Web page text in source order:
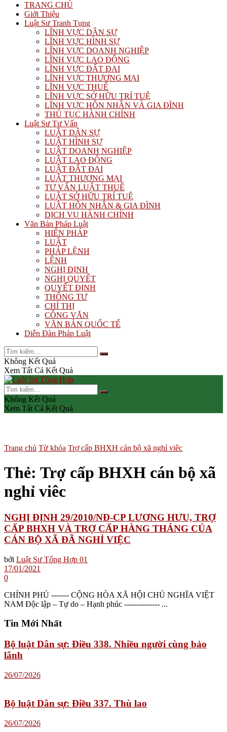
TRANG CHỦ
Giới Thiệu
Luật Sư Tranh Tụng
LĨNH VỰC DÂN SỰ
LĨNH VỰC HÌNH SỰ
LĨNH VỰC DOANH NGHIỆP
LĨNH VỰC LAO ĐỘNG
LĨNH VỰC ĐẤT ĐAI
LĨNH VỰC THƯƠNG MẠI
LĨNH VỰC THUẾ
LĨNH VỰC SỞ HỮU TRÍ TUỆ
LĨNH VỰC HÔN NHÂN VÀ GIA ĐÌNH
THỦ TỤC HÀNH CHÍNH
Luật Sư Tư Vấn
LUẬT DÂN SỰ
LUẬT HÌNH SỰ
LUẬT DOANH NGHIỆP
LUẬT LAO ĐỘNG
LUẬT ĐẤT ĐAI
LUẬT THƯƠNG MẠI
TƯ VẤN LUẬT THUẾ
LUẬT SỞ HỮU TRÍ TUỆ
LUẬT HÔN NHÂN & GIA ĐÌNH
DỊCH VỤ HÀNH CHÍNH
Văn Bản Pháp Luật
HIẾN PHÁP
LUẬT
PHÁP LỆNH
LỆNH
NGHỊ ĐỊNH
NGHỊ QUYẾT
QUYẾT ĐỊNH
THÔNG TƯ
CHỈ THỊ
CÔNG VĂN
VĂN BẢN QUỐC TẾ
Diễn Đàn Pháp Luật
Không Kết Quả
Xem Tất Cả Kết Quả
Không Kết Quả
Xem Tất Cả Kết Quả
Trang chủ Từ khóa Trợ cấp BHXH cán bộ xã nghỉ viêc
Thẻ: Trợ cấp BHXH cán bộ xã
nghỉ viêc
NGHỊ ĐỊNH 29/2010/NĐ-CP LƯƠNG HƯU, TRỢ
CẤP BHXH VÀ TRỢ CẤP HÀNG THÁNG CỦA
CÁN BỘ XÃ ĐÃ NGHỈ VIỆC
bởi Luật Sư Tổng Hợp 01
17/01/2021
0
CHÍNH PHỦ ------- CỘNG HÒA XÃ HỘI CHỦ NGHĨA VIỆT
NAM Độc lập – Tự do – Hạnh phúc -------------- ...
Tin Mới Nhất
Bộ luật Dân sự: Điều 338. Nhiều người cùng bảo
lãnh
26/07/2026
Bộ luật Dân sự: Điều 337. Thù lao
26/07/2026